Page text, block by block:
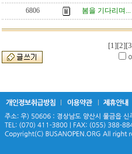
6806
봄을 기다리며...
[1][2]